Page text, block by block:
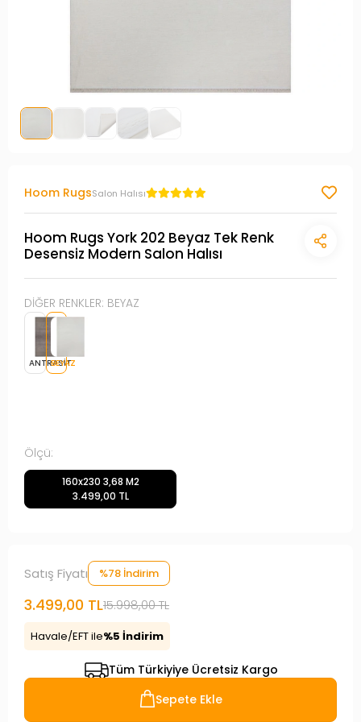
Hoom RugsSalon Halısı
Hoom Rugs York 202 Beyaz Tek Renk
Desensiz Modern Salon Halısı
DİĞER RENKLER: BEYAZ
ANTRASİT
BEYAZ
Ölçü:
160x230 3,68 M2
3.499,00 TL
Satış Fiyatı %78 İndirim
3.499,00 TL15.998,00 TL
Havale/EFT ile%5 İndirim
Tüm Türkiyiye Ücretsiz Kargo
Sepete Ekle